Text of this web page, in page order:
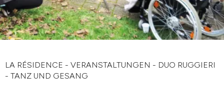
LA RÉSIDENCE - VERANSTALTUNGEN - DUO RUGGIERI
- TANZ UND GESANG